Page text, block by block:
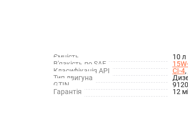
Ємність
10 л
В'язкість по SAE
Класифікація API CI-4,
Тип двигуна
GTIN
Гарантія 12